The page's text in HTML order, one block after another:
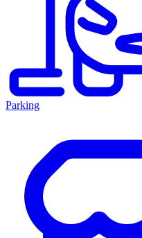
Parking